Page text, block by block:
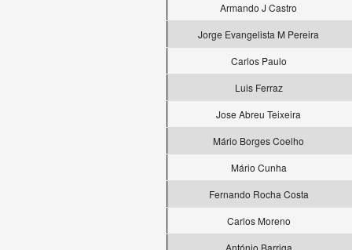
Armando J Castro
Jorge Evangelista M Pereira
Carlos Paulo
Luis Ferraz
Jose Abreu Teixeira
Mário Borges Coelho
Mário Cunha
Fernando Rocha Costa
Carlos Moreno
António Barriga